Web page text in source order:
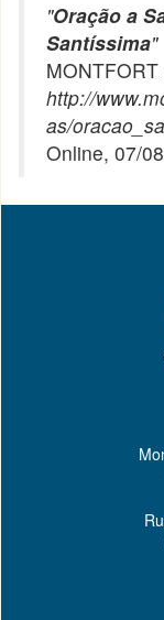
"Oração a
Santíssima"
http://
as/
Online, 07/